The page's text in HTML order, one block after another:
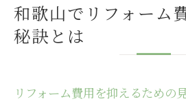
和歌山でリフォーム
秘訣とは
リフォーム費用を抑えるための